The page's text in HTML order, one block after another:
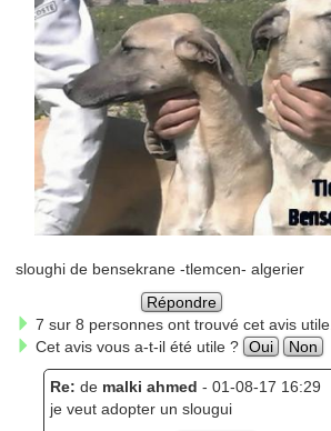
sloughi de bensekrane -tlemcen- algerier
Répondre
7 sur 8 personnes ont trouvé cet avis utile.
Cet avis vous a-t-il été utile ? Oui Non
Re: de malki ahmed - 01-08-17 16:29
je veut adopter un slougui